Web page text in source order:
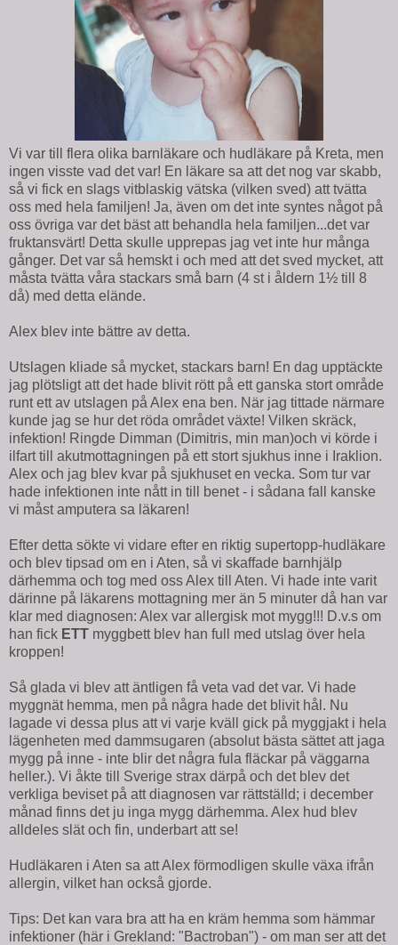
Vi var till flera olika barnläkare och hudläkare på Kreta, men
ingen visste vad det var! En läkare sa att det nog var skabb,
så vi fick en slags vitblaskig vätska (vilken sved) att tvätta
oss med hela familjen! Ja, även om det inte syntes något på
oss övriga var det bäst att behandla hela familjen...det var
fruktansvärt! Detta skulle upprepas jag vet inte hur många
gånger. Det var så hemskt i och med att det sved mycket, att
måsta tvätta våra stackars små barn (4 st i åldern 1½ till 8
då) med detta elände.
Alex blev inte bättre av detta.
Utslagen kliade så mycket, stackars barn! En dag upptäckte
jag plötsligt att det hade blivit rött på ett ganska stort område
runt ett av utslagen på Alex ena ben. När jag tittade närmare
kunde jag se hur det röda området växte! Vilken skräck,
infektion! Ringde Dimman (Dimitris, min man)och vi körde i
ilfart till akutmottagningen på ett stort sjukhus inne i Iraklion.
Alex och jag blev kvar på sjukhuset en vecka. Som tur var
hade infektionen inte nått in till benet - i sådana fall kanske
vi måst amputera sa läkaren!
Efter detta sökte vi vidare efter en riktig supertopp-hudläkare
och blev tipsad om en i Aten, så vi skaffade barnhjälp
därhemma och tog med oss Alex till Aten. Vi hade inte varit
därinne på läkarens mottagning mer än 5 minuter då han var
klar med diagnosen: Alex var allergisk mot mygg!!! D.v.s om
han fick ETT myggbett blev han full med utslag över hela
kroppen!
Så glada vi blev att äntligen få veta vad det var. Vi hade
myggnät hemma, men på några hade det blivit hål. Nu
lagade vi dessa plus att vi varje kväll gick på myggjakt i hela
lägenheten med dammsugaren (absolut bästa sättet att jaga
mygg på inne - inte blir det några fula fläckar på väggarna
heller.). Vi åkte till Sverige strax därpå och det blev det
verkliga beviset på att diagnosen var rättställd; i december
månad finns det ju inga mygg därhemma. Alex hud blev
alldeles slät och fin, underbart att se!
Hudläkaren i Aten sa att Alex förmodligen skulle växa ifrån
allergin, vilket han också gjorde.
Tips: Det kan vara bra att ha en kräm hemma som hämmar
infektioner (här i Grekland: "Bactroban") - om man ser att det